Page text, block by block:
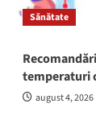
Sănătate
temperaturi
august 4, 2026